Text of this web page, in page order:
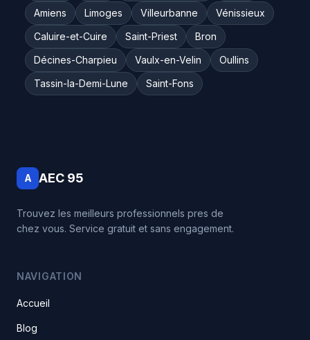
Amiens
Limoges Villeurbanne
Vénissieux
Caluire-et-Cuire
Saint-Priest
Bron
Décines-Charpieu
Vaulx-en-Velin
Oullins
Tassin-la-Demi-Lune
Saint-Fons
A AEC 95
Trouvez les meilleurs professionnels pres de
chez vous. Service gratuit et sans engagement.
NAVIGATION
Accueil
Blog